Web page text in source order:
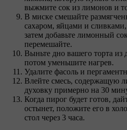
выжмите сок из лимонов и
В миске смешайте
сахаром, яйцами и
затем добавьте лимонный
перемешайте.
Выньте дно вашего торта из
потом уменьшите нагрев.
Удалите фасоль и
Влейте смесь, содержащую
духовку примерно на 30
Когда пирог будет готов,
остынет, положите его в
стол через 3 часа.